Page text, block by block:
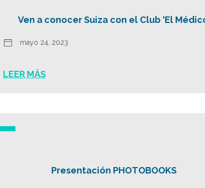
Ven a conocer Suiza con el Club ‘El
mayo 24, 2023
LEER MÁS
Presentación PHOTOBOOKS